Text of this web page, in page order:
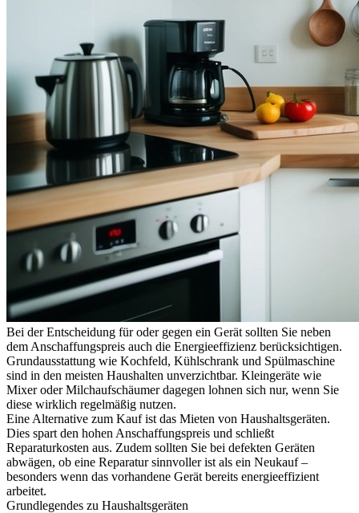
Bei der Entscheidung für oder gegen ein Gerät sollten Sie neben
dem Anschaffungspreis auch die Energieeffizienz berücksichtigen.
Grundausstattung wie Kochfeld, Kühlschrank und Spülmaschine
sind in den meisten Haushalten unverzichtbar. Kleingeräte wie
Mixer oder Milchaufschäumer dagegen lohnen sich nur, wenn Sie
diese wirklich regelmäßig nutzen.
Eine Alternative zum Kauf ist das Mieten von Haushaltsgeräten.
Dies spart den hohen Anschaffungspreis und schließt
Reparaturkosten aus. Zudem sollten Sie bei defekten Geräten
abwägen, ob eine Reparatur sinnvoller ist als ein Neukauf –
besonders wenn das vorhandene Gerät bereits energieeffizient
arbeitet.
Grundlegendes zu Haushaltsgeräten